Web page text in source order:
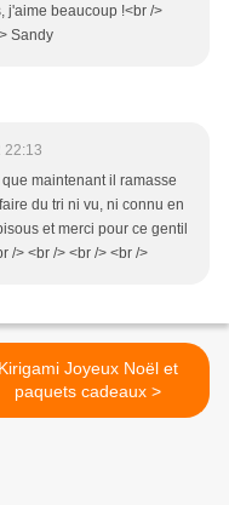
j'aime beaucoup !<br />
Sandy
22:13
maintenant il ramasse
du tri ni vu, ni connu en
et merci pour ce gentil
/> <br /> <br /> <br />
Kirigami Joyeux Noël et
paquets cadeaux >